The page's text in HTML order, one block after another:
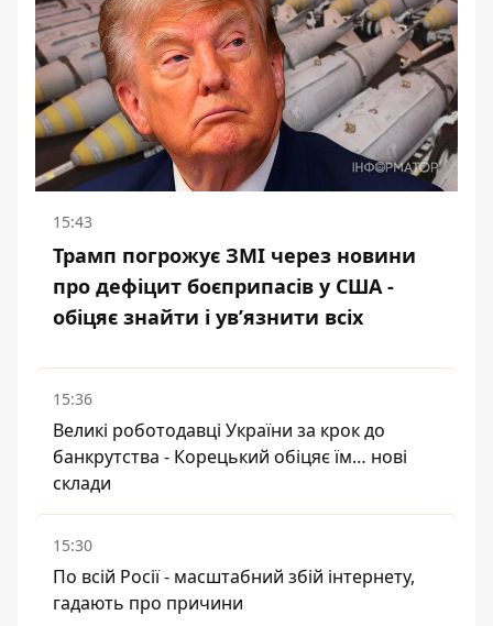
15:43
Трамп погрожує ЗМІ через новини
про дефіцит боєприпасів у США -
обіцяє знайти і ув’язнити всіх
15:36
Великі роботодавці України за крок до
банкрутства - Корецький обіцяє їм… нові
склади
15:30
По всій Росії - масштабний збій інтернету,
гадають про причини